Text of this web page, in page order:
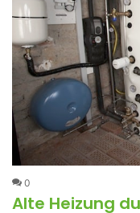
0
Alte Heizung